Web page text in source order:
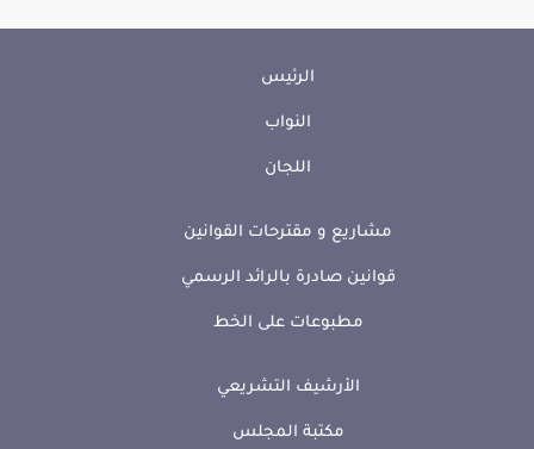
الرئيس
النواب
اللجان
مشاريع و مقترحات القوانين
قوانين صادرة بالرائد الرسمي
مطبوعات على الخط
الأرشيف التشريعي
مكتبة المجلس